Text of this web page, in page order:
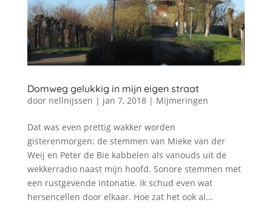
Domweg gelukkig in mijn eigen straat
door nellnijssen | jan 7, 2018| Mijmeringen
Dat was even prettig wakker worden
gisterenmorgen: de stemmen van Mieke van der
Weij en Peter de Bie kabbelen als vanouds uit de
wekkerradio naast mijn hoofd. Sonore stemmen met
een rustgevende intonatie. Ik schud even wat
hersencellen door elkaar. Hoe zat het ook al...